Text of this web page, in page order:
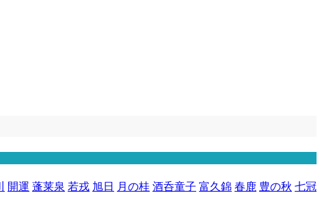
開運 蓬莱泉 若戎 旭日 月の桂 酒呑童子 富久錦 春鹿 豊の秋 七冠